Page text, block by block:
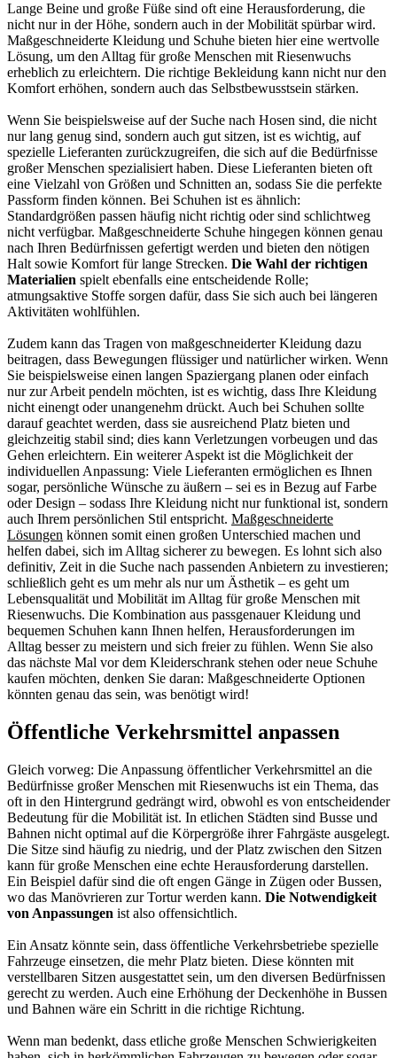
Lange Beine und große Füße sind oft eine Herausforderung, die
nicht nur in der Höhe, sondern auch in der Mobilität spürbar wird.
Maßgeschneiderte Kleidung und Schuhe bieten hier eine wertvolle
Lösung, um den Alltag für große Menschen mit Riesenwuchs
erheblich zu erleichtern. Die richtige Bekleidung kann nicht nur den
Komfort erhöhen, sondern auch das Selbstbewusstsein stärken.
Wenn Sie beispielsweise auf der Suche nach Hosen sind, die nicht
nur lang genug sind, sondern auch gut sitzen, ist es wichtig, auf
spezielle Lieferanten zurückzugreifen, die sich auf die Bedürfnisse
großer Menschen spezialisiert haben. Diese Lieferanten bieten oft
eine Vielzahl von Größen und Schnitten an, sodass Sie die perfekte
Passform finden können. Bei Schuhen ist es ähnlich:
Standardgrößen passen häufig nicht richtig oder sind schlichtweg
nicht verfügbar. Maßgeschneiderte Schuhe hingegen können genau
nach Ihren Bedürfnissen gefertigt werden und bieten den nötigen
Halt sowie Komfort für lange Strecken. Die Wahl der richtigen
Materialien spielt ebenfalls eine entscheidende Rolle;
atmungsaktive Stoffe sorgen dafür, dass Sie sich auch bei längeren
Aktivitäten wohlfühlen.
Zudem kann das Tragen von maßgeschneiderter Kleidung dazu
beitragen, dass Bewegungen flüssiger und natürlicher wirken. Wenn
Sie beispielsweise einen langen Spaziergang planen oder einfach
nur zur Arbeit pendeln möchten, ist es wichtig, dass Ihre Kleidung
nicht einengt oder unangenehm drückt. Auch bei Schuhen sollte
darauf geachtet werden, dass sie ausreichend Platz bieten und
gleichzeitig stabil sind; dies kann Verletzungen vorbeugen und das
Gehen erleichtern. Ein weiterer Aspekt ist die Möglichkeit der
individuellen Anpassung: Viele Lieferanten ermöglichen es Ihnen
sogar, persönliche Wünsche zu äußern – sei es in Bezug auf Farbe
oder Design – sodass Ihre Kleidung nicht nur funktional ist, sondern
auch Ihrem persönlichen Stil entspricht. Maßgeschneiderte
Lösungen können somit einen großen Unterschied machen und
helfen dabei, sich im Alltag sicherer zu bewegen. Es lohnt sich also
definitiv, Zeit in die Suche nach passenden Anbietern zu investieren;
schließlich geht es um mehr als nur um Ästhetik – es geht um
Lebensqualität und Mobilität im Alltag für große Menschen mit
Riesenwuchs. Die Kombination aus passgenauer Kleidung und
bequemen Schuhen kann Ihnen helfen, Herausforderungen im
Alltag besser zu meistern und sich freier zu fühlen. Wenn Sie also
das nächste Mal vor dem Kleiderschrank stehen oder neue Schuhe
kaufen möchten, denken Sie daran: Maßgeschneiderte Optionen
könnten genau das sein, was benötigt wird!
Öffentliche Verkehrsmittel anpassen
Gleich vorweg: Die Anpassung öffentlicher Verkehrsmittel an die
Bedürfnisse großer Menschen mit Riesenwuchs ist ein Thema, das
oft in den Hintergrund gedrängt wird, obwohl es von entscheidender
Bedeutung für die Mobilität ist. In etlichen Städten sind Busse und
Bahnen nicht optimal auf die Körpergröße ihrer Fahrgäste ausgelegt.
Die Sitze sind häufig zu niedrig, und der Platz zwischen den Sitzen
kann für große Menschen eine echte Herausforderung darstellen.
Ein Beispiel dafür sind die oft engen Gänge in Zügen oder Bussen,
wo das Manövrieren zur Tortur werden kann. Die Notwendigkeit
von Anpassungen ist also offensichtlich.
Ein Ansatz könnte sein, dass öffentliche Verkehrsbetriebe spezielle
Fahrzeuge einsetzen, die mehr Platz bieten. Diese könnten mit
verstellbaren Sitzen ausgestattet sein, um den diversen Bedürfnissen
gerecht zu werden. Auch eine Erhöhung der Deckenhöhe in Bussen
und Bahnen wäre ein Schritt in die richtige Richtung.
Wenn man bedenkt, dass etliche große Menschen Schwierigkeiten